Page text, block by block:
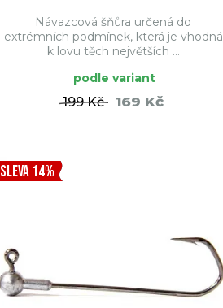
Návazcová šňůra určená do
extrémních podmínek, která je vhodná
k lovu těch největších ...
podle variant
199 Kč 169 Kč
SLEVA 14%